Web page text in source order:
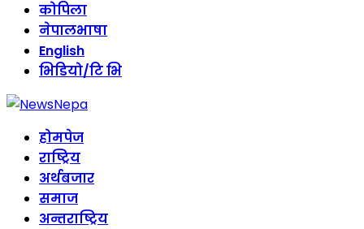
कोपिला
नेपालभाषा
English
भिडियो/टि भि
होमपेज
राष्ट्रिय
अर्थबजार
समाज
अन्तराष्ट्रिय